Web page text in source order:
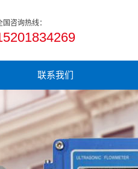
国咨询热线：
联系我们